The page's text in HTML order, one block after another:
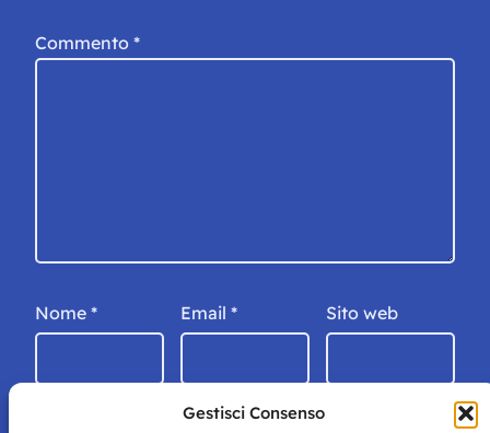
Gestisci Consenso
Commento *
Nome * Email * Sito web